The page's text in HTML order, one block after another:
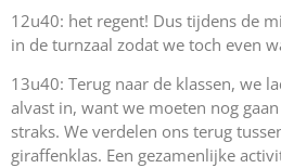
12u40: het regent! Dus tijdens de
in de turnzaal zodat we toch even
13u40: Terug naar de klassen, we
alvast in, want we moeten nog
straks. We verdelen ons terug
giraffenklas. Een gezamenlijke